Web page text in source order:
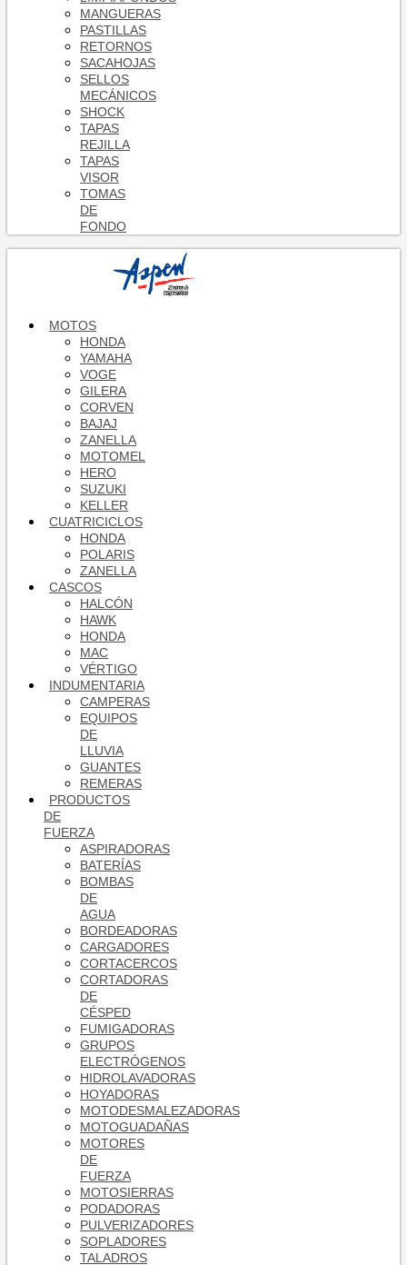
MANGUERAS
PASTILLAS
RETORNOS
SACAHOJAS
SELLOS
MECÁNICOS
SHOCK
TAPAS
REJILLA
TAPAS
VISOR
TOMAS
DE
FONDO
MOTOS
HONDA
YAMAHA
VOGE
GILERA
CORVEN
BAJAJ
ZANELLA
MOTOMEL
HERO
SUZUKI
KELLER
CUATRICICLOS
HONDA
POLARIS
ZANELLA
CASCOS
HALCÓN
HAWK
HONDA
MAC
VÉRTIGO
INDUMENTARIA
CAMPERAS
EQUIPOS
DE
LLUVIA
GUANTES
REMERAS
PRODUCTOS
DE
FUERZA
ASPIRADORAS
BATERÍAS
BOMBAS
DE
AGUA
BORDEADORAS
CARGADORES
CORTACERCOS
CORTADORAS
DE
CÉSPED
FUMIGADORAS
GRUPOS
ELECTRÓGENOS
HIDROLAVADORAS
HOYADORAS
MOTODESMALEZADORAS
MOTOGUADAÑAS
MOTORES
DE
FUERZA
MOTOSIERRAS
PODADORAS
PULVERIZADORES
SOPLADORES
TALADROS